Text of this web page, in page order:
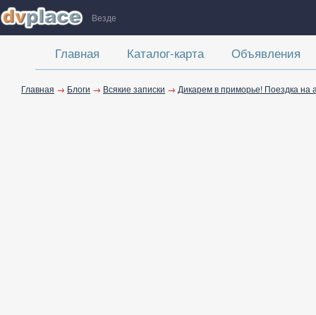
Везде
Главная Каталог-карта Объявления
Главная → Блоги → Всякие записки → Дикарем в приморье! Поездка на